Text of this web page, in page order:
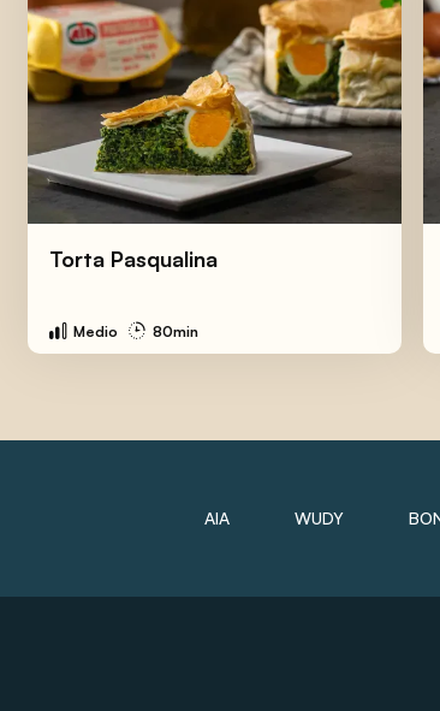
Torta Pasqualina
Medio 80min
AIA WUDY